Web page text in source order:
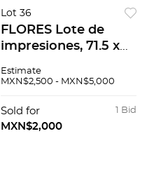
Lot 36
FLORES Lote de
impresiones, 71.5 x
totales. Enmarcadas.
Estimate
MXN$2,500 - MXN$5,000
1 Bid
Sold for
MXN$2,000